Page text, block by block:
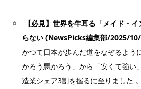
【必見】世界を牛耳る「メイド・
らない (NewsPicks編集部/2025/
かつて日本が歩んだ道をなぞるよう
かろう悪かろう」から「安くて強い
造業シェア3割を握るに至りました